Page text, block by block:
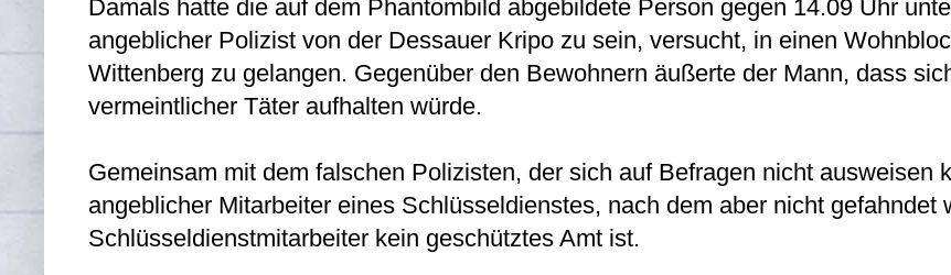
Damals hatte die auf dem Phantombild abgebildete Person gegen 14.09 Uhr
angeblicher Polizist von der Dessauer Kripo zu sein, versucht, in einen
Wittenberg zu gelangen. Gegenüber den Bewohnern äußerte der Mann, dass
vermeintlicher Täter aufhalten würde.
Gemeinsam mit dem falschen Polizisten, der sich auf Befragen nicht ausweisen
angeblicher Mitarbeiter eines Schlüsseldienstes, nach dem aber nicht gefahndet
Schlüsseldienstmitarbeiter kein geschütztes Amt ist.